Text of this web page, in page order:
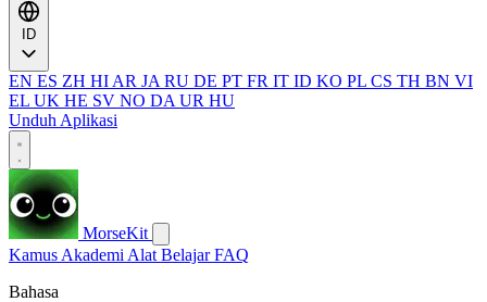
EN ES ZH HI AR JA RU DE PT FR IT ID KO PL CS TH BN VI
EL UK HE SV NO DA UR HU
Unduh Aplikasi
MorseKit
Kamus Akademi Alat BelajarFAQ
Bahasa